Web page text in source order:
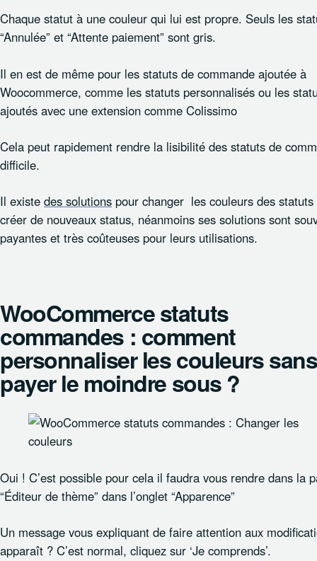
Chaque statut à une couleur qui lui est propre. Seuls les
“Annulée” et “Attente paiement” sont gris.
Il en est de même pour les statuts de commande ajoutée à
Woocommerce, comme les statuts personnalisés ou les
ajoutés avec une extension comme Colissimo
Cela peut rapidement rendre la lisibilité des statuts de
difficile.
Il existe des solutions pour changer les couleurs des statuts
créer de nouveaux status, néanmoins ses solutions sont
payantes et très coûteuses pour leurs utilisations.
WooCommerce statuts
commandes : comment
personnaliser les couleurs sans
payer le moindre sous ?
Oui ! C’est possible pour cela il faudra vous rendre dans la
“Éditeur de thème” dans l’onglet “Apparence”
Un message vous expliquant de faire attention aux
apparaît ? C’est normal, cliquez sur ‘Je comprends’.